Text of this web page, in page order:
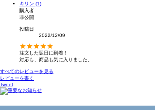
キリン
1
購入者
非公開
投稿日
2022/12/09
注文した翌日に到着！
対応も、商品も気に入りました。
すべてのレビューを見る
レビューを書く
Tweet